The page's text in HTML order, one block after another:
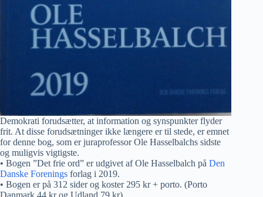
Demokrati forudsætter, at information og synspunkter flyder
frit. At disse forudsætninger ikke længere er til stede, er emnet
for denne bog, som er juraprofessor Ole Hasselbalchs sidste
og muligvis vigtigste.
• Bogen ”Det frie ord” er udgivet af Ole Hasselbalch på Den
Danske Forenings forlag i 2019.
• Bogen er på 312 sider og koster 295 kr + porto. (Porto
Danmark 44 kr og Udland 79 kr)